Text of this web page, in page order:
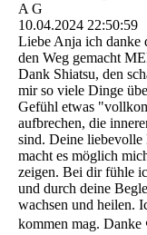
A G
10.04.2024 22:50:59
Liebe Anja ich danke
den Weg gemacht
Dank Shiatsu, den
mir so viele Dinge
Gefühl etwas
aufbrechen, die
sind. Deine
macht es möglich
zeigen. Bei dir fühle
und durch deine
wachsen und heilen.
kommen mag.